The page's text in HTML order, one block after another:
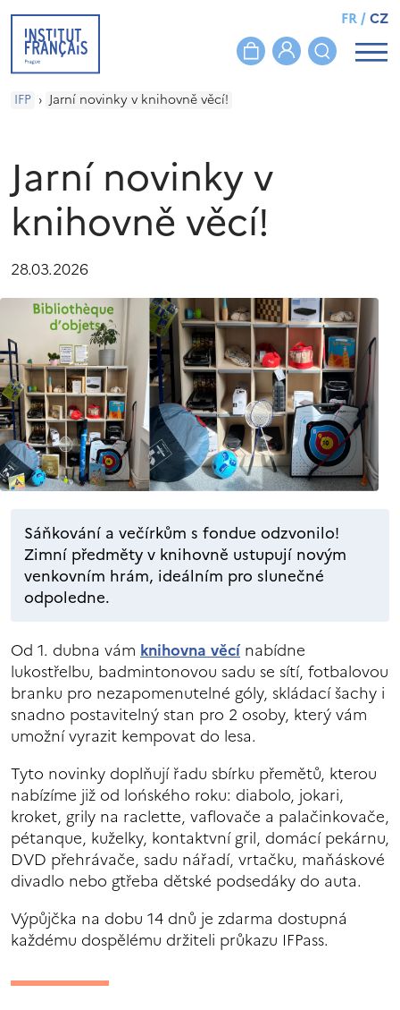
FR/CZ
IFP › Jarní novinky v knihovně věcí!
Jarní novinky v
knihovně věcí!
28.03.2026
Sáňkování a večírkům s fondue odzvonilo!
Zimní předměty v knihovně ustupují novým
venkovním hrám, ideálním pro slunečné
odpoledne.
Od 1. dubna vám knihovna věcínabídne
lukostřelbu, badmintonovou sadu se sítí, fotbalovou
branku pro nezapomenutelné góly, skládací šachy i
snadno postavitelný stan pro 2 osoby, který vám
umožní vyrazit kempovat do lesa.
Tyto novinky doplňují řadu sbírku přemětů, kterou
nabízíme již od lońského roku: diabolo, jokari,
kroket, grily na raclette, vaflovače a palačinkovače,
pétanque, kuželky, kontaktvní gril, domácí pekárnu,
DVD přehrávače, sadu nářadí, vrtačku, maňáskové
divadlo nebo gtřeba dětské podsedáky do auta.
Výpůjčka na dobu 14 dnů je zdarma dostupná
každému dospělému držiteli průkazu IFPass.